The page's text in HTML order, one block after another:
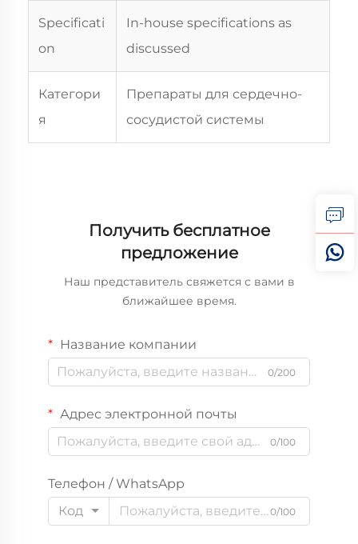
Specificati
on
In-house specifications as
discussed
Категори
я
Препараты для сердечно-
сосудистой системы
Получить бесплатное
предложение
Наш представитель свяжется с вами в
ближайшее время.
Название компании
0/200
Адрес электронной почты
0/100
Телефон / WhatsApp
Код
0/100